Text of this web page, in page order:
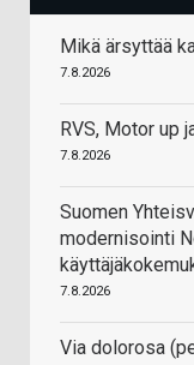
Mikä ärsyttää
7.8.2026
RVS, Motor up
7.8.2026
Suomen
modernisointi
7.8.2026
Via dolorosa